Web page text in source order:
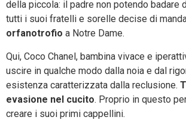
della piccola: il padre non potendo badare
tutti i suoi fratelli e sorelle decise di
orfanotrofio a Notre Dame.
Qui, Coco Chanel, bambina vivace e
uscire in qualche modo dalla noia e dal
esistenza caratterizzata dalla reclusione.
evasione nel cucito. Proprio in questo
creare i suoi primi cappellini.